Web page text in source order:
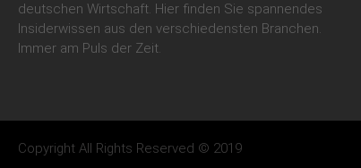
deutschen Wirtschaft. Hier finden Sie spannendes
Insiderwissen aus den verschiedensten Branchen.
Immer am Puls der Zeit.
Copyright All Rights Reserved © 2019